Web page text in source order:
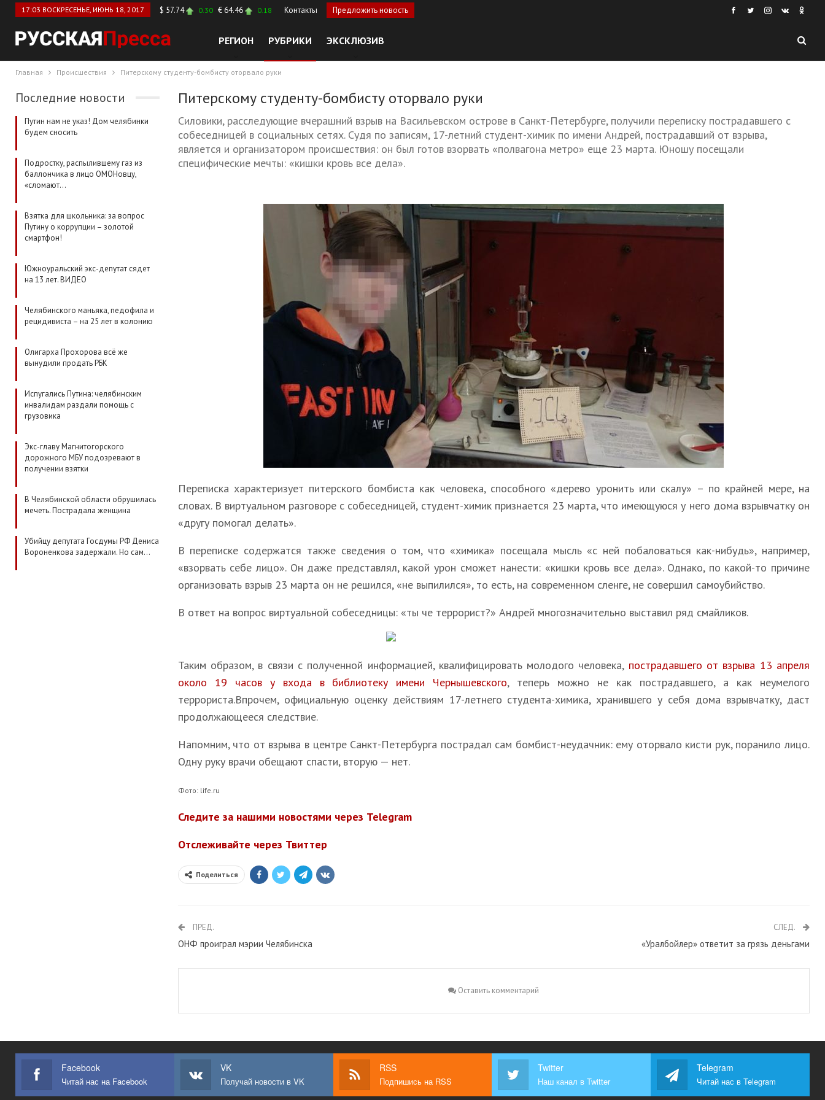
17:03 ВОСКРЕСЕНЬЕ, ИЮНЬ 18, 2017 $ 57.74 0.30 € 64.46 0.18 Контакты Предложить новость
РЕГИОН РУБРИКИ ЭКСКЛЮЗИВ
Главная Происшествия Питерскому студенту-бомбисту оторвало руки
Питерскому студенту-бомбисту оторвало руки
Силовики, расследующие вчерашний взрыв на Васильевском острове в Санкт-Петербурге, получили переписку пострадавшего с
собеседницей в социальных сетях. Судя по записям, 17-летний студент-химик по имени Андрей, пострадавший от взрыва,
является и организатором происшествия: он был готов взорвать «полвагона метро» еще 23 марта. Юношу посещали
специфические мечты: «кишки кровь все дела».
Переписка характеризует питерского бомбиста как человека, способного «дерево уронить или скалу» – по крайней мере, на
словах. В виртуальном разговоре с собеседницей, студент-химик признается 23 марта, что имеющуюся у него дома взрывчатку он
«другу помогал делать».
В переписке содержатся также сведения о том, что «химика» посещала мысль «с ней побаловаться как-нибудь», например,
«взорвать себе лицо». Он даже представлял, какой урон сможет нанести: «кишки кровь все дела». Однако, по какой-то причине
организовать взрыв 23 марта он не решился, «не выпилился», то есть, на современном сленге, не совершил самоубийство.
В ответ на вопрос виртуальной собеседницы: «ты че террорист?» Андрей многозначительно выставил ряд смайликов.
Таким образом, в связи с полученной информацией, квалифицировать молодого человека, пострадавшего от взрыва 13 апреля
около 19 часов у входа в библиотеку имени Чернышевского, теперь можно не как пострадавшего, а как неумелого
террориста.Впрочем, официальную оценку действиям 17-летнего студента-химика, хранившего у себя дома взрывчатку, даст
продолжающееся следствие.
Напомним, что от взрыва в центре Санкт-Петербурга пострадал сам бомбист-неудачник: ему оторвало кисти рук, поранило лицо.
Одну руку врачи обещают спасти, вторую — нет.
Фото: life.ru
Следите за нашими новостями через Telegram
Отслеживайте через Твиттер
Поделиться
ПРЕД.
ОНФ проиграл мэрии Челябинска
СЛЕД.
«Уралбойлер» ответит за грязь деньгами
Оставить комментарий
Последние новости
Путин нам не указ! Дом челябинки
будем сносить
Подростку, распылившему газ из
баллончика в лицо ОМОНовцу,
«сломают…
Взятка для школьника: за вопрос
Путину о коррупции – золотой
смартфон!
Южноуральский экс-депутат сядет
на 13 лет. ВИДЕО
Челябинского маньяка, педофила и
рецидивиста – на 25 лет в колонию
Олигарха Прохорова всё же
вынудили продать РБК
Испугались Путина: челябинским
инвалидам раздали помощь с
грузовика
Экс-главу Магнитогорского
дорожного МБУ подозревают в
получении взятки
В Челябинской области обрушилась
мечеть. Пострадала женщина
Убийцу депутата Госдумы РФ Дениса
Вороненкова задержали. Но сам…
Facebook
Читай нас на Facebook
VK
Получай новости в VK
RSS
Подпишись на RSS
Twitter
Наш канал в Twitter
Telegram
Читай нас в Telegram